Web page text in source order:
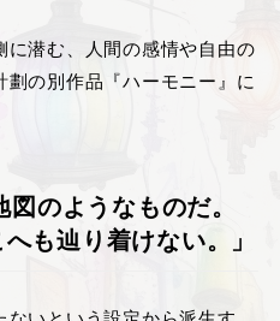
潜む、人間の感情や自由の
の別作品『ハーモニー』に
のようなものだ。
も辿り着けない。」